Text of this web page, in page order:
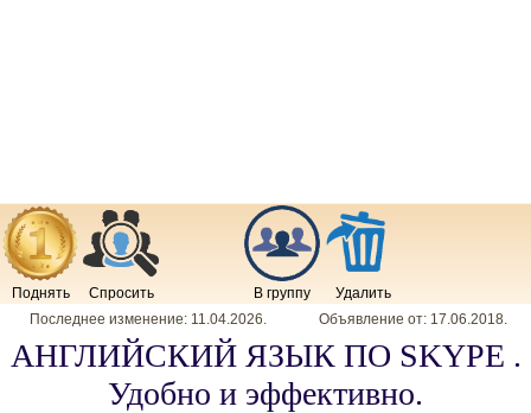
Поднять Спросить В группу
Удалить
Последнее изменение: 11.04.2026. Объявление от: 17.06.2018.
АНГЛИЙСКИЙ ЯЗЫК ПО SKYPE .
Удобно и эффективно.